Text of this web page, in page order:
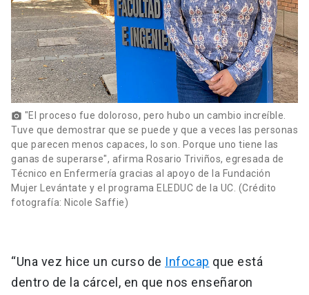
photo_camera "El proceso fue doloroso, pero hubo un cambio increíble.
Tuve que demostrar que se puede y que a veces las personas
que parecen menos capaces, lo son. Porque uno tiene las
ganas de superarse", afirma Rosario Triviños, egresada de
Técnico en Enfermería gracias al apoyo de la Fundación
Mujer Levántate y el programa ELEDUC de la UC. (Crédito
fotografía: Nicole Saffie)
“Una vez hice un curso de Infocap que está
dentro de la cárcel, en que nos enseñaron